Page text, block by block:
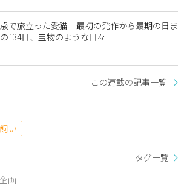
で旅立った愛猫 最初の発作から最期の日ま
134日、宝物のような日々
この連載の記事一覧
い
タグ一覧
画